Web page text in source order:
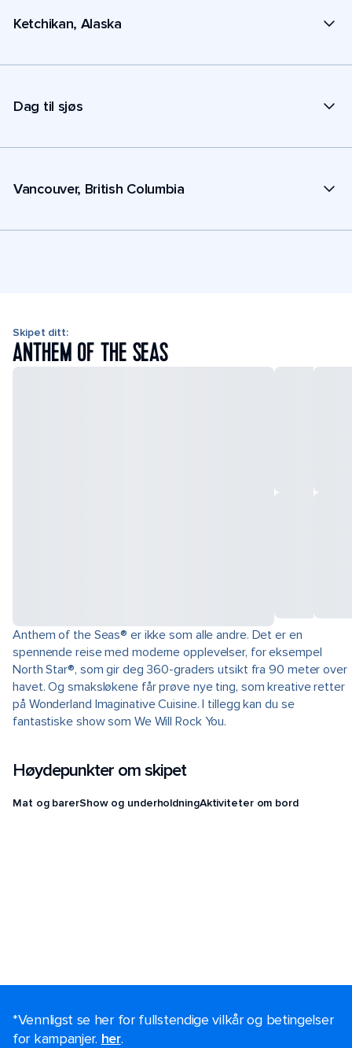
Ketchikan, Alaska
Dag til sjøs
Vancouver, British Columbia
Skipet ditt:
ANTHEM OF THE SEAS
Anthem of the Seas® er ikke som alle andre. Det er en
spennende reise med moderne opplevelser, for eksempel
North Star®, som gir deg 360-graders utsikt fra 90 meter over
havet. Og smaksløkene får prøve nye ting, som kreative retter
på Wonderland Imaginative Cuisine. I tillegg kan du se
fantastiske show som We Will Rock You.
Høydepunkter om skipet
Mat og barerShow og underholdningAktiviteter om bord
*Vennligst se her for fullstendige vilkår og betingelser
for kampanjer. her.